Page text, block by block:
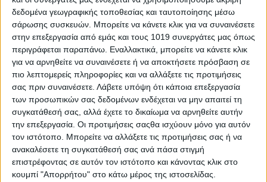
δεδομένα γεωγραφικής τοποθεσίας και ταυτοποίησης μέσω
σάρωσης συσκευών. Μπορείτε να κάνετε κλικ για να συναινέσετε
στην επεξεργασία από εμάς και τους 1019 συνεργάτες μας όπως
περιγράφεται παραπάνω. Εναλλακτικά, μπορείτε να κάνετε κλικ
για να αρνηθείτε να συναινέσετε ή να αποκτήσετε πρόσβαση σε
πιο λεπτομερείς πληροφορίες και να αλλάξετε τις προτιμήσεις
σας πριν συναινέσετε. Λάβετε υπόψη ότι κάποια επεξεργασία
των προσωπικών σας δεδομένων ενδέχεται να μην απαιτεί τη
συγκατάθεσή σας, αλλά έχετε το δικαίωμα να αρνηθείτε αυτήν
την επεξεργασία. Οι προτιμήσεις σαςθα ισχύουν μόνο για αυτόν
τον ιστότοπο. Μπορείτε να αλλάξετε τις προτιμήσεις σας ή να
ανακαλέσετε τη συγκατάθεσή σας ανά πάσα στιγμή
επιστρέφοντας σε αυτόν τον ιστότοπο και κάνοντας κλικ στο
κουμπί "Απορρήτου" στο κάτω μέρος της ιστοσελίδας.
H ομάδα του Μπαρτζώκα έμεινε απόλυτα σοβαρή μέχρι το
τέλος και έφτασε στην επικράτηση με το τελικό 79-61.
Ο Σάσα Βεζένκοφ με 16 πόντους και 5 ριμπάουντ ήταν
εξαιρετικός. Δεν ήταν μόνος του, όμως, ο mvp της κανονικής
διάρκειας. Είχε άξιους συμπαραστάτες.
Ο Ντόρσεϊ έβαλε 15 πόντους, ο Πίτερς 17 μόνο με εύστοχα
σουτ(4/4 δίποντα, 3/3 τρίποντα), ο Γουόρντ 10, όσους και ο
Φουρνιέ ενώ ο Μιλουτίνοφ έκανε πάρτι στη ρακέτα, με 12
ριμπάουντ και 6 πόντους.
Τα δεκάλεπτα: 18-12, 33-24, 56-41, 79-61